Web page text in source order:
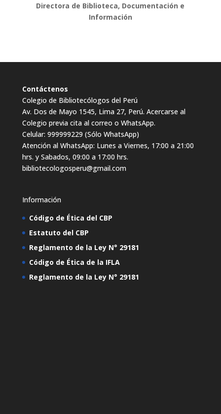
Directora de Biblioteca, Documentación e
Información
Contáctenos
Colegio de Bibliotecólogos del Perú
Av. Dos de Mayo 1545, Lima 27, Perú. Acercarse al
Colegio previa cita al correo o WhatsApp.
Celular: 999999229 (Sólo WhatsApp)
Atención al WhatsApp: Lunes a Viernes, 17:00 a 21:00
hrs. y Sabados, 09:00 a 17:00 hrs.
bibliotecologosperu@gmail.com
Información
Código de Ética del CBP
Estatuto del CBP
Reglamento de la Ley N° 29181
Código de Ética de la IFLA
Reglamento de la Ley N° 29181